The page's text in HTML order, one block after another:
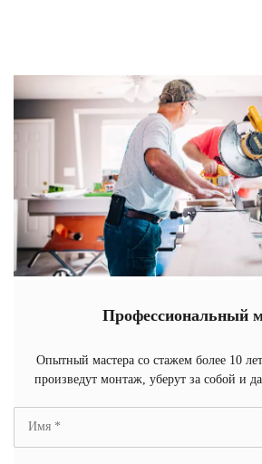
Профессиональный
Опытный мастера со стажем более 10
произведут монтаж, уберут за собой и